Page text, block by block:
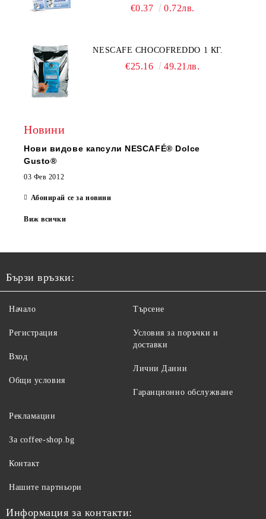
€0.37 0.72лв.
NESCAFE CHOCOFREDDO 1 КГ.
€25.16 49.21лв.
Новини
Нови видове капсули NESCAFÉ® Dolce
Gusto®
03 Фев 2012
Абонирай се за новини
Виж всички
Бързи връзки:
Начало
Регистрация
Вход
Общи условия
Търсене
Условия за поръчки и
доставки
Лични Данни
Гаранционно обслужване
Рекламации
За coffee-shop.bg
Контакт
Нашите партньори
Информация за контакти: